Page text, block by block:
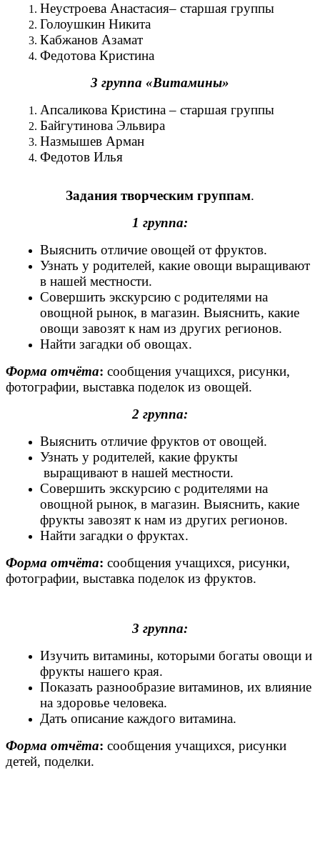
Неустроева Анастасия– старшая группы
Голоушкин Никита
Кабжанов Азамат
Федотова Кристина
3 группа «Витамины»
Апсаликова Кристина – старшая группы
Байгутинова Эльвира
Назмышев Арман
Федотов Илья
Задания творческим группам.
1 группа:
Выяснить отличие овощей от фруктов.
Узнать у родителей, какие овощи выращивают
в нашей местности.
Совершить экскурсию с родителями на
овощной рынок, в магазин. Выяснить, какие
овощи завозят к нам из других регионов.
Найти загадки об овощах.
Форма отчёта: сообщения учащихся, рисунки,
фотографии, выставка поделок из овощей.
2 группа:
Выяснить отличие фруктов от овощей.
Узнать у родителей, какие фрукты
выращивают в нашей местности.
Совершить экскурсию с родителями на
овощной рынок, в магазин. Выяснить, какие
фрукты завозят к нам из других регионов.
Найти загадки о фруктах.
Форма отчёта: сообщения учащихся, рисунки,
фотографии, выставка поделок из фруктов.
3 группа:
Изучить витамины, которыми богаты овощи и
фрукты нашего края.
Показать разнообразие витаминов, их влияние
на здоровье человека.
Дать описание каждого витамина.
Форма отчёта: сообщения учащихся, рисунки
детей, поделки.